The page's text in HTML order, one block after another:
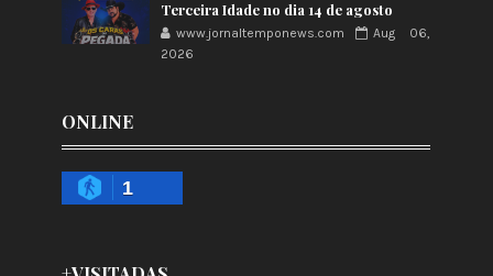
Terceira Idade no dia 14 de agosto
www.jornaltemponews.com
Aug 06,
2026
ONLINE
1